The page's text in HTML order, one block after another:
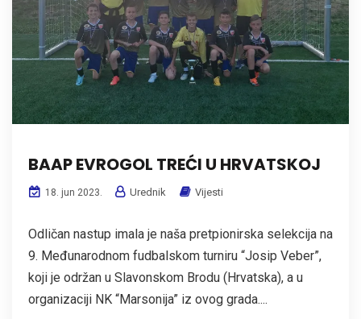
BAAP EVROGOL TREĆI U HRVATSKOJ
18. jun 2023. Urednik Vijesti
Odličan nastup imala je naša pretpionirska selekcija na
9. Međunarodnom fudbalskom turniru “Josip Veber”,
koji je održan u Slavonskom Brodu (Hrvatska), a u
organizaciji NK “Marsonija” iz ovog grada....